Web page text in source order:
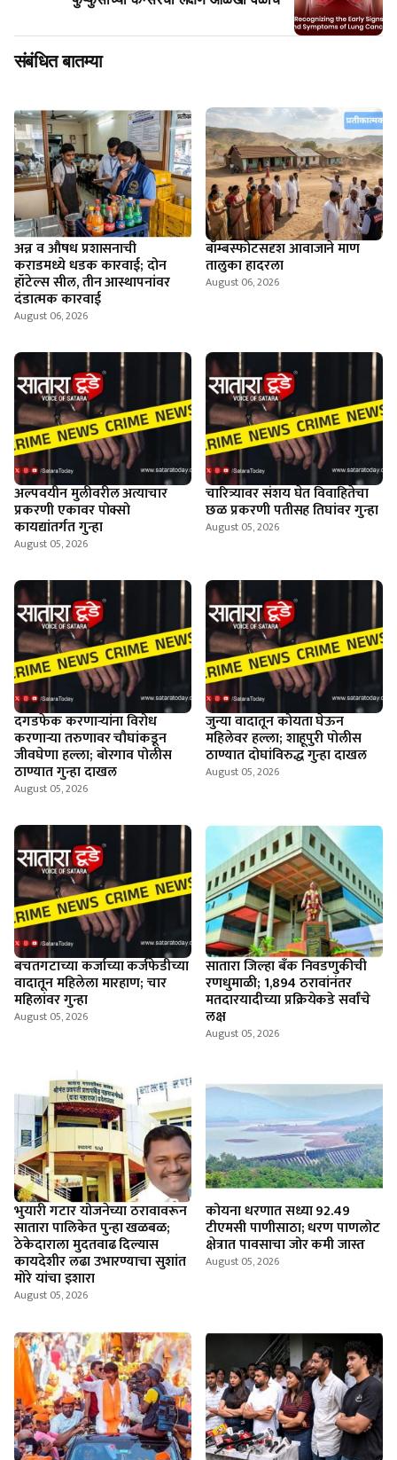
संबंधित बातम्या
अन्न व औषध प्रशासनाची
कराडमध्ये धडक कारवाई; दोन
हॉटेल्स सील, तीन आस्थापनांवर
दंडात्मक कारवाई
August 06, 2026
बॉम्बस्फोटसदृश आवाजाने माण
तालुका हादरला
August 06, 2026
अल्पवयीन मुलीवरील अत्याचार
प्रकरणी एकावर पोक्सो
कायद्यांतर्गत गुन्हा
August 05, 2026
चारित्र्यावर संशय घेत विवाहितेचा
छळ प्रकरणी पतीसह तिघांवर गुन्हा
August 05, 2026
दगडफेक करणार्‍यांना विरोध
करणार्‍या तरुणावर चौघांकडून
जीवघेणा हल्ला; बोरगाव पोलीस
ठाण्यात गुन्हा दाखल
August 05, 2026
जुन्या वादातून कोयता घेऊन
महिलेवर हल्ला; शाहूपुरी पोलीस
ठाण्यात दोघांविरुद्ध गुन्हा दाखल
August 05, 2026
बचतगटाच्या कर्जाच्या कर्जफेडीच्या
वादातून महिलेला मारहाण; चार
महिलांवर गुन्हा
August 05, 2026
सातारा जिल्हा बँक निवडणुकीची
रणधुमाळी; 1,894 ठरावांनंतर
मतदारयादीच्या प्रक्रियेकडे सर्वांचे
लक्ष
August 05, 2026
भुयारी गटार योजनेच्या ठरावावरून
सातारा पालिकेत पुन्हा खळबळ;
ठेकेदाराला मुदतवाढ दिल्यास
कायदेशीर लढा उभारण्याचा सुशांत
मोरे यांचा इशारा
August 05, 2026
कोयना धरणात सध्या 92.49
टीएमसी पाणीसाठा; धरण पाणलोट
क्षेत्रात पावसाचा जोर कमी जास्त
August 05, 2026